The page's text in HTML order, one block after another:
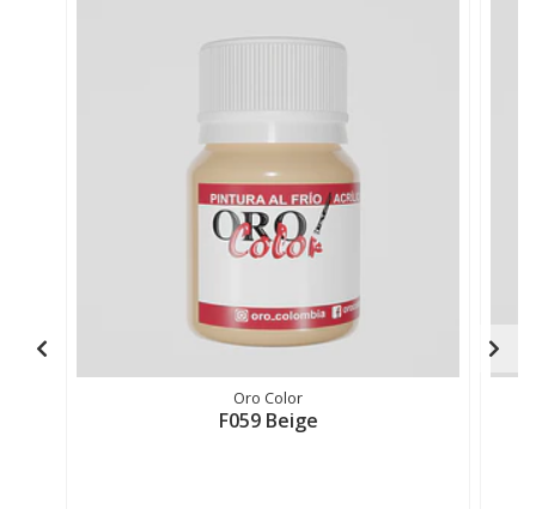
Oro Color
F059 Beige